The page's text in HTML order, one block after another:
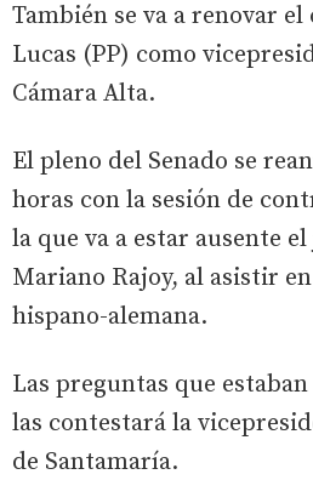
También se va a renovar el
Lucas (PP) como
Cámara Alta.
El pleno del Senado se
horas con la sesión de
la que va a estar ausente
Mariano Rajoy, al asistir
hispano-alemana.
Las preguntas que
las contestará la
de Santamaría.